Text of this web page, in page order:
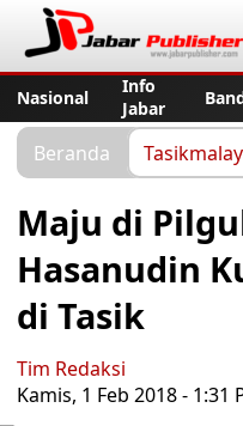
Nasional
Info
Jabar
Beranda
Maju di
Hasanudin
di Tasik
Tim Redaksi
Kamis, 1 Feb 2018 - 1:31